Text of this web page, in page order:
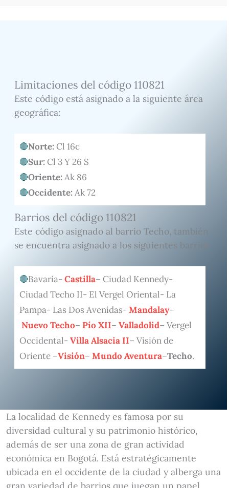
Limitaciones del código 110821
Este código está asignado a la siguiente área
geográfica:
Norte:Cl 16c
Sur:Cl 3 Y 26 S
Oriente:Ak 86
Occidente:Ak 72
Barrios del código 110821
Este código asignado al barrio Techo, también
se encuentra asignado a los siguientes barrios
Bavaria- Castilla– Ciudad Kennedy-
Ciudad Techo II- El Vergel Oriental- La
Pampa- Las Dos Avenidas- Mandalay–
Nuevo Techo– Pío XII– Valladolid– Vergel
Occidental- Villa Alsacia II– Visión de
Oriente –Visión– Mundo Aventura–Techo.
La localidad de Kennedy es famosa por su
diversidad cultural y su patrimonio histórico,
además de ser una zona de gran actividad
económica en Bogotá. Está estratégicamente
ubicada en el occidente de la ciudad y alberga una